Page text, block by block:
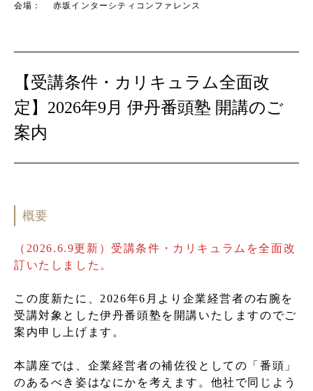
会場： 赤坂インターシティコンファレンス
【受講条件・カリキュラム全面改
定】2026年9月 伊丹番頭塾 開講のご
案内
概要
（2026.6.9更新）受講条件・カリキュラムを全面改
訂いたしました。
この度新たに、2026年6⽉より企業経営者の右腕を
受講対象とした伊丹番頭塾を開講いたしますのでご
案内申し上げます。
本講座では、企業経営者の補佐役としての「番頭」
のあるべき姿はなにかを考えます。他社で同じよう